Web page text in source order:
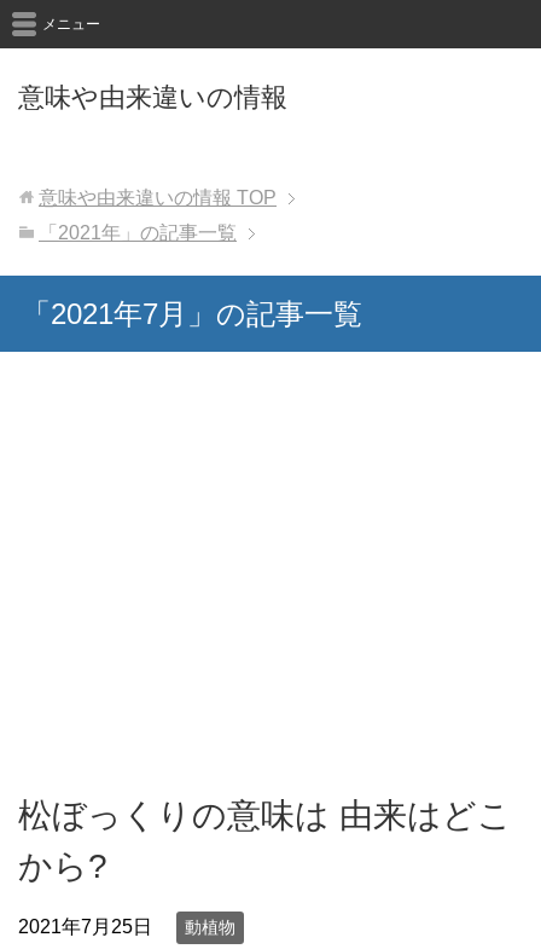
意味や由来違いの情報
メニュー
意味や由来違いの情報 TOP
「2021年」の記事一覧
「2021年7月」の記事一覧
松ぼっくりの意味は 由来はどこ
から?
2021年7月25日 動植物